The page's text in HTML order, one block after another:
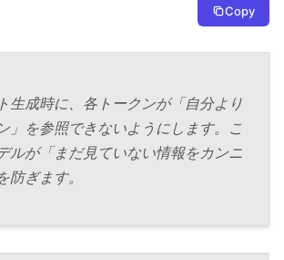
Copy
生成時に、各トークンが「自分より
」を参照できないようにします。こ
ルが「まだ見ていない情報をカンニ
防ぎます。